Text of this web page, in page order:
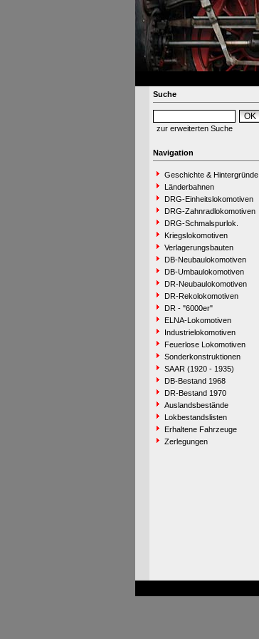
Suche
zur erweiterten Suche
Navigation
Geschichte & Hintergründe
Länderbahnen
DRG-Einheitslokomotiven
DRG-Zahnradlokomotiven
DRG-Schmalspurlok.
Kriegslokomotiven
Verlagerungsbauten
DB-Neubaulokomotiven
DB-Umbaulokomotiven
DR-Neubaulokomotiven
DR-Rekolokomotiven
DR - "6000er"
ELNA-Lokomotiven
Industrielokomotiven
Feuerlose Lokomotiven
Sonderkonstruktionen
SAAR (1920 - 1935)
DB-Bestand 1968
DR-Bestand 1970
Auslandsbestände
Lokbestandslisten
Erhaltene Fahrzeuge
Zerlegungen